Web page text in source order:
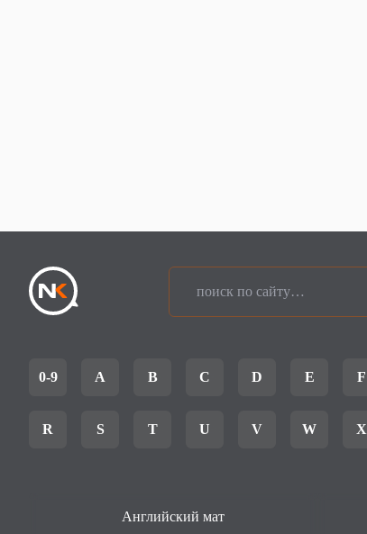
0-9 A B C D E F
R S T U V W X
Английский мат